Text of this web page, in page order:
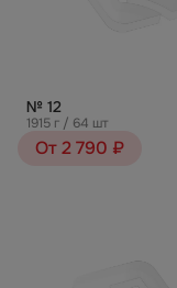
№ 12
1915 г / 64 шт
От 2 790 ₽